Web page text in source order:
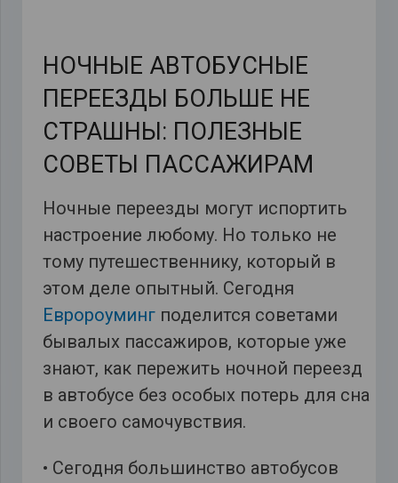
НОЧНЫЕ АВТОБУСНЫЕ
ПЕРЕЕЗДЫ БОЛЬШЕ НЕ
СТРАШНЫ: ПОЛЕЗНЫЕ
СОВЕТЫ ПАССАЖИРАМ
Ночные переезды могут испортить
настроение любому. Но только не
тому путешественнику, который в
этом деле опытный. Сегодня
Евророумингподелится советами
бывалых пассажиров, которые уже
знают, как пережить ночной переезд
в автобусе без особых потерь для сна
и своего самочувствия.
• Сегодня большинство автобусов